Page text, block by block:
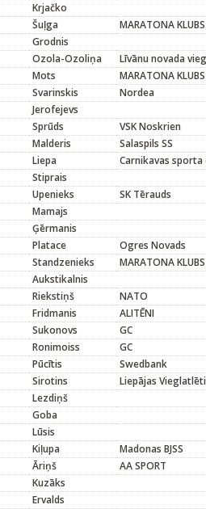
Krjačko
Šuļga
MARATONA KLUBS
Grodnis
Ozola-Ozoliņa
Līvānu novada
Mots
MARATONA KLUBS
Svarinskis
Nordea
Jerofejevs
Sprūds
VSK Noskrien
Malderis
Salaspils SS
Liepa
Carnikavas sporta
Stiprais
Upenieks
SK Tērauds
Mamajs
Ģērmanis
Platace
Ogres Novads
Standzenieks
MARATONA KLUBS
Aukstikalnis
Riekstiņš
NATO
Fridmanis
ALITĒNI
Sukonovs
GC
Ronimoiss
GC
Pūcītis
Swedbank
Sirotins
Liepājas
Lezdiņš
Goba
Lūsis
Kiļupa
Madonas BJSS
Āriņš
AA SPORT
Kuzāks
Ervalds